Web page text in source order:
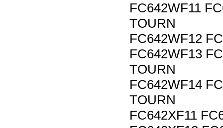
FC642WF11
TOURN
FC642WF12
FC642WF13
TOURN
FC642WF14
TOURN
FC642XF11